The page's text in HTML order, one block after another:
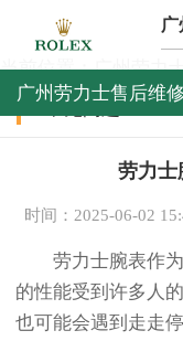
广州劳力士售后维
当前位置：广州劳力
常见问题
劳力士
时间：2025-06-02
劳力士腕表作为
的性能受到许多人
也可能会遇到走走